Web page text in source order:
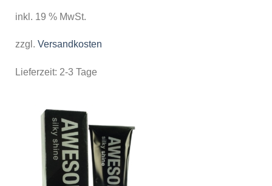
inkl. 19 % MwSt.
zzgl. Versandkosten
Lieferzeit: 2-3 Tage